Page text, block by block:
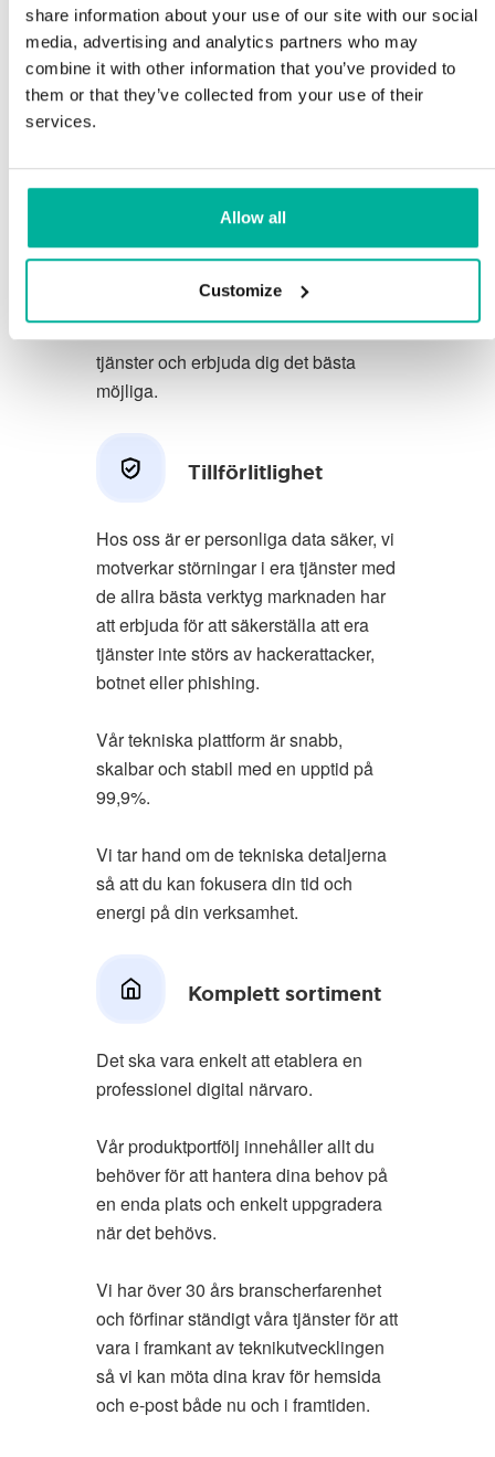
share information about your use of our site with our social
media, advertising and analytics partners who may
combine it with other information that you’ve provided to
them or that they’ve collected from your use of their
services.
Allow all
Customize
Du förtjänar att ha de allra bästa
förutsättningarna för din verksamhet.
Vi har en trevlig och kunnig
tjänster.
Vi strävar efter att överträfa dina
förstklassig service. Vi lär oss av din
feedback så att vi kan förbättra våra
tjänster och erbjuda dig det bästa
möjliga.
Tillförlitlighet
Hos oss är er personliga data säker, vi
motverkar störningar i era tjänster med
de allra bästa verktyg marknaden har
att erbjuda för att säkerställa att era
tjänster inte störs av hackerattacker,
botnet eller phishing.
Vår tekniska plattform är snabb,
skalbar och stabil med en upptid på
99,9%.
Vi tar hand om de tekniska detaljerna
så att du kan fokusera din tid och
energi på din verksamhet.
Komplett sortiment
Det ska vara enkelt att etablera en
professionel digital närvaro.
Vår produktportfölj innehåller allt du
behöver för att hantera dina behov på
en enda plats och enkelt uppgradera
när det behövs.
Vi har över 30 års branscherfarenhet
och förfinar ständigt våra tjänster för att
vara i framkant av teknikutvecklingen
så vi kan möta dina krav för hemsida
och e-post både nu och i framtiden.